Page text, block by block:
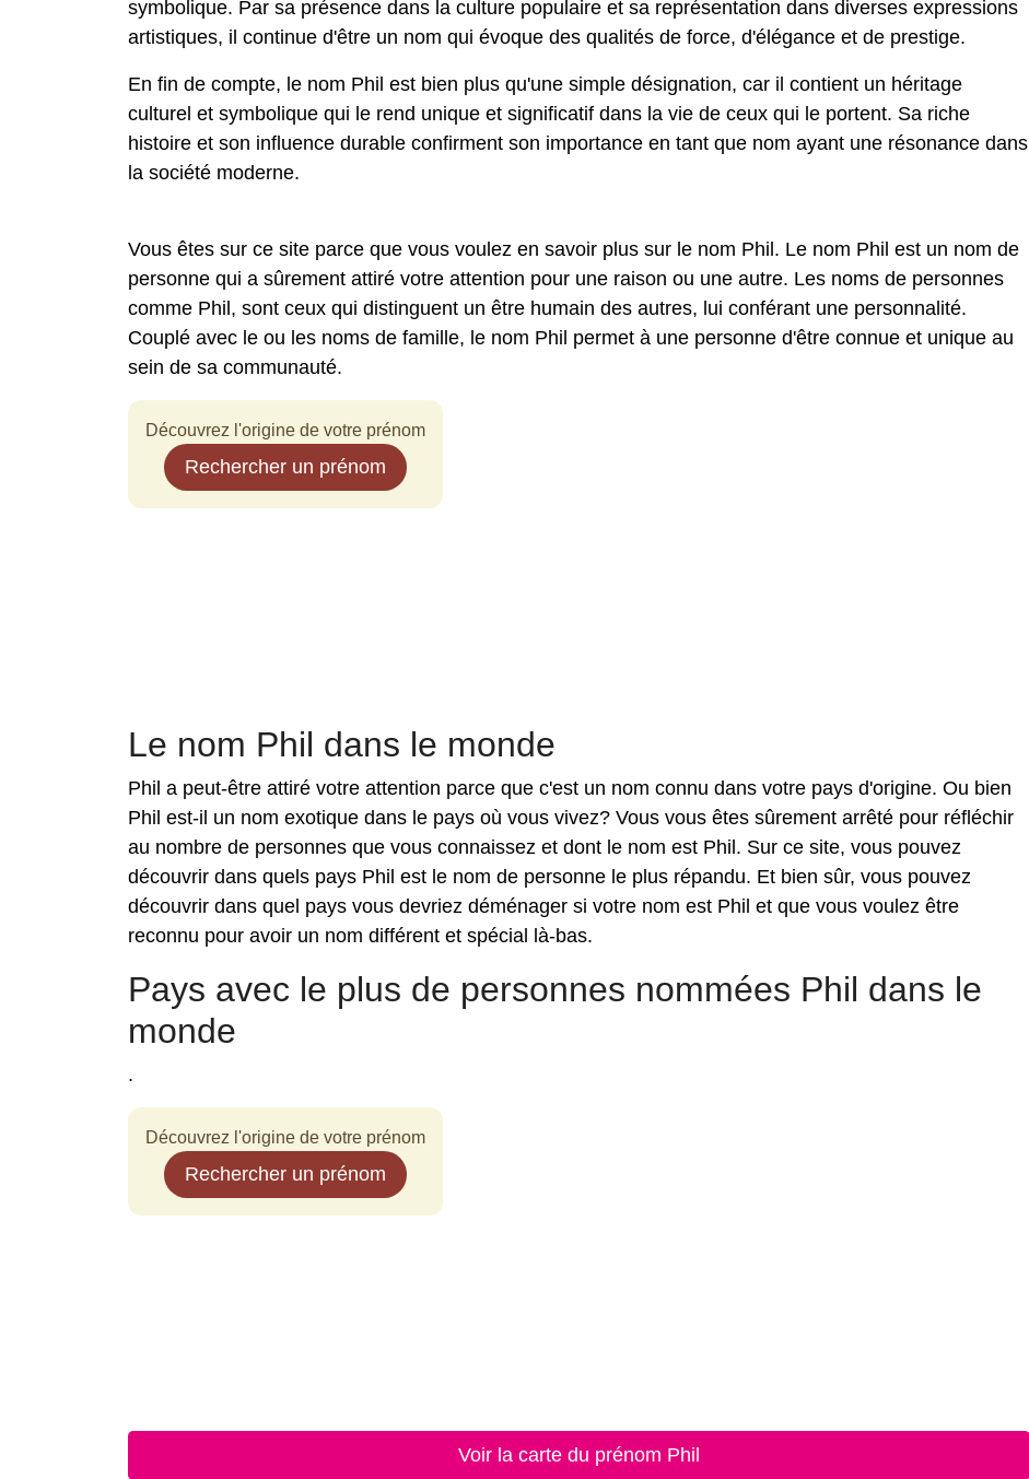
symbolique. Par sa présence dans la culture populaire et sa représentation dans diverses expressions
artistiques, il continue d'être un nom qui évoque des qualités de force, d'élégance et de prestige.
En fin de compte, le nom Phil est bien plus qu'une simple désignation, car il contient un héritage
culturel et symbolique qui le rend unique et significatif dans la vie de ceux qui le portent. Sa riche
histoire et son influence durable confirment son importance en tant que nom ayant une résonance dans
la société moderne.
Vous êtes sur ce site parce que vous voulez en savoir plus sur le nom Phil. Le nom Phil est un nom de
personne qui a sûrement attiré votre attention pour une raison ou une autre. Les noms de personnes
comme Phil, sont ceux qui distinguent un être humain des autres, lui conférant une personnalité.
Couplé avec le ou les noms de famille, le nom Phil permet à une personne d'être connue et unique au
sein de sa communauté.
Découvrez l'origine de votre prénom
Rechercher un prénom
Le nom Phil dans le monde
Phil a peut-être attiré votre attention parce que c'est un nom connu dans votre pays d'origine. Ou bien
Phil est-il un nom exotique dans le pays où vous vivez? Vous vous êtes sûrement arrêté pour réfléchir
au nombre de personnes que vous connaissez et dont le nom est Phil. Sur ce site, vous pouvez
découvrir dans quels pays Phil est le nom de personne le plus répandu. Et bien sûr, vous pouvez
découvrir dans quel pays vous devriez déménager si votre nom est Phil et que vous voulez être
reconnu pour avoir un nom différent et spécial là-bas.
Pays avec le plus de personnes nommées Phil dans le
monde
.
Découvrez l'origine de votre prénom
Rechercher un prénom
Voir la carte du prénom Phil